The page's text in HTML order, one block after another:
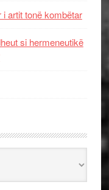
i artit tonë kombëtar
si hermeneutikë